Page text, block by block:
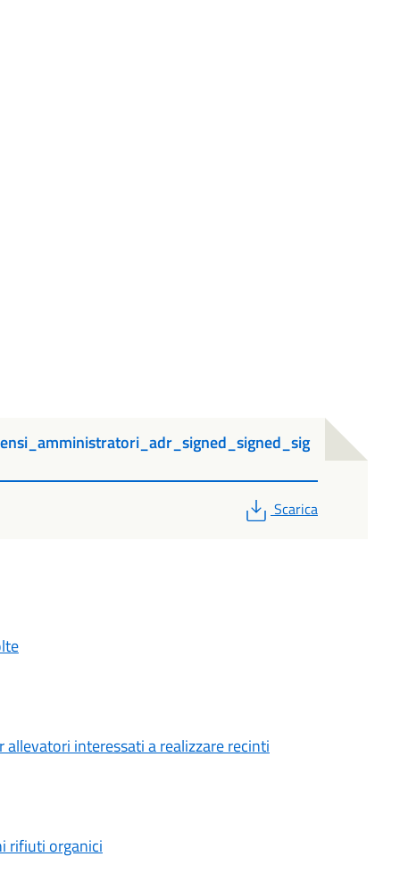
PDF
Scarica
allevatori interessati a realizzare recinti
rifiuti organici